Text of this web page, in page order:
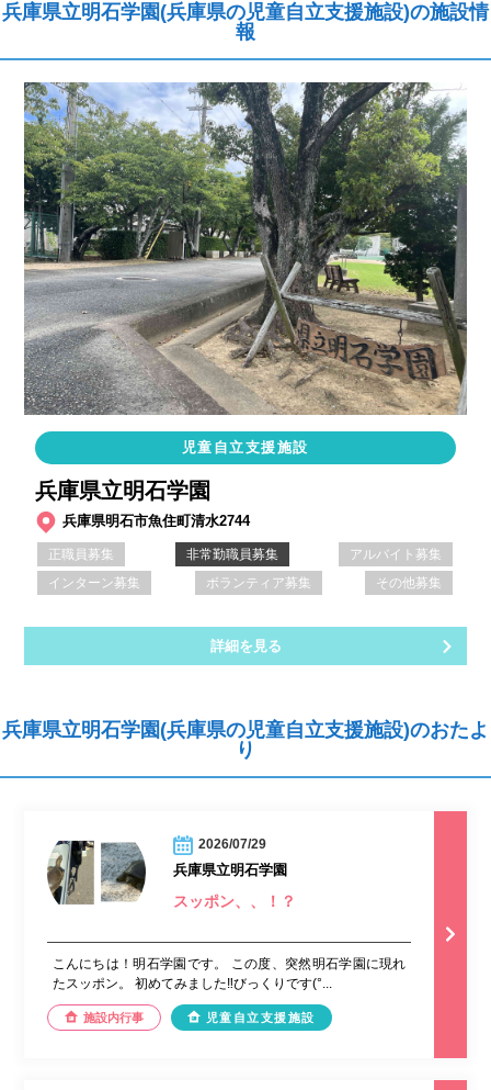
兵庫県立明石学園(兵庫県の児童自立支援施設)の施設情
報
児童自立支援施設
兵庫県立明石学園
兵庫県明石市魚住町清水2744
正職員募集 非常勤職員募集
アルバイト募集
インターン募集
ボランティア募集 その他募集
詳細を見る
兵庫県立明石学園(兵庫県の児童自立支援施設)のおたよ
り
2026/07/29
兵庫県立明石学園
スッポン、、！？
こんにちは！明石学園です。 この度、突然明石学園に現れ
たスッポン。 初めてみました‼︎びっくりです(°...
施設内行事 児童自立支援施設